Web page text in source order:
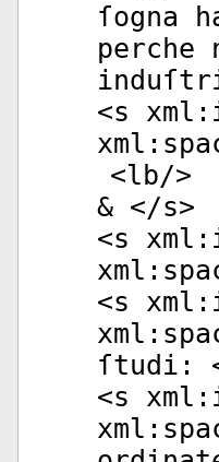
ſogna
perche
<s
<lb/>
& </s>
<s
<s
ſtudi:
<s